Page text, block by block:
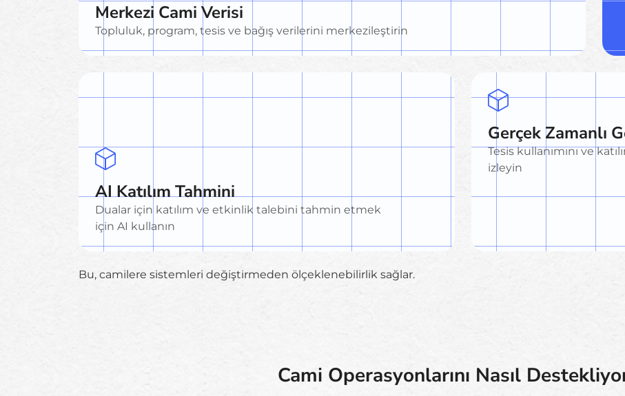
Merkezi Cami Verisi
Topluluk, program, tesis ve bağış verilerini merkezileştirin
AI Katılım Tahmini
Dualar için katılım ve etkinlik talebini tahmin etmek
için AI kullanın
Gerçek Zamanlı
Tesis kullanımını ve
izleyin
Bu, camilere sistemleri değiştirmeden ölçeklenebilirlik sağlar.
Cami Operasyonlarını Nasıl